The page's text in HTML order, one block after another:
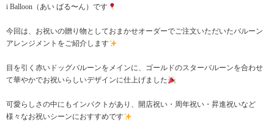
i Balloon（あい ばる〜ん）です
今回は、お祝いの贈り物としておまかせオーダーでご注文いただいたバルーン
アレンジメントをご紹介します
目を引く赤いドッグバルーンをメインに、ゴールドのスターバルーンを合わせ
て華やかでお祝いらしいデザインに仕上げました
可愛らしさの中にもインパクトがあり、開店祝い・周年祝い・昇進祝いなど
様々なお祝いシーンにおすすめです